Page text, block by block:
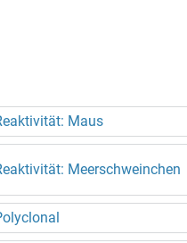
Maus
Meerschweinchen